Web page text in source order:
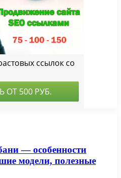
— особенности
модели, полезные